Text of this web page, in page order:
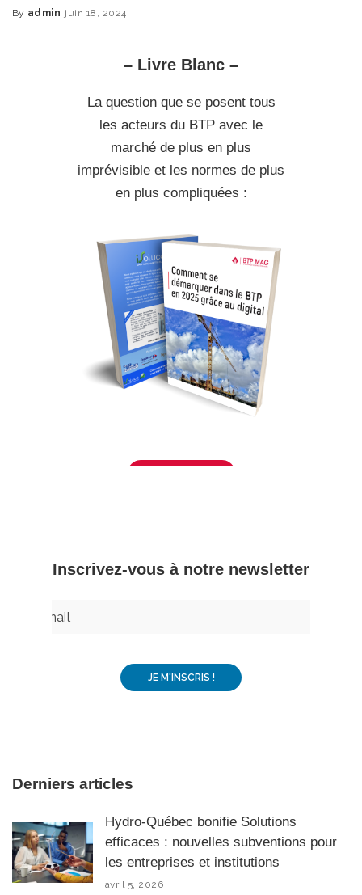
Posted
By admin juin 18, 2024
– Livre Blanc –
La question que se posent tous
les acteurs du BTP avec le
marché de plus en plus
imprévisible et les normes de plus
en plus compliquées :
– Inscrivez-vous à notre newsletter –
Derniers articles
Hydro-Québec bonifie Solutions
efficaces : nouvelles subventions pour
les entreprises et institutions
avril 5, 2026